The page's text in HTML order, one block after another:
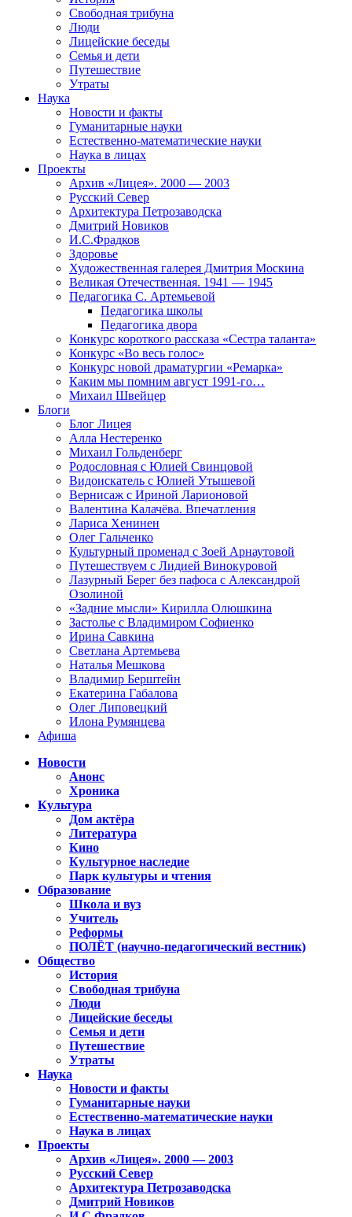
Свободная трибуна
Люди
Лицейские беседы
Семья и дети
Путешествие
Утраты
Наука
Новости и факты
Гуманитарные науки
Естественно-математические науки
Наука в лицах
Проекты
Архив «Лицея». 2000 — 2003
Русский Север
Архитектура Петрозаводска
Дмитрий Новиков
И.С.Фрадков
Здоровье
Художественная галерея Дмитрия Москина
Великая Отечественная. 1941 — 1945
Педагогика С. Артемьевой
Педагогика школы
Педагогика двора
Конкурс короткого рассказа «Сестра таланта»
Конкурс «Во весь голос»
Конкурс новой драматургии «Ремарка»
Каким мы помним август 1991-го…
Михаил Швейцер
Блоги
Блог Лицея
Алла Нестеренко
Михаил Гольденберг
Родословная с Юлией Свинцовой
Видоискатель с Юлией Утышевой
Вернисаж с Ириной Ларионовой
Валентина Калачёва. Впечатления
Лариса Хенинен
Олег Гальченко
Культурный променад с Зоей Арнаутовой
Путешествуем с Лидией Винокуровой
Лазурный Берег без пафоса с Александрой
Озолиной
«Задние мысли» Кирилла Олюшкина
Застолье с Владимиром Софиенко
Ирина Савкина
Светлана Артемьева
Наталья Мешкова
Владимир Берштейн
Екатерина Габалова
Олег Липовецкий
Илона Румянцева
Афиша
Новости
Анонс
Хроника
Культура
Дом актёра
Литература
Кино
Культурное наследие
Парк культуры и чтения
Образование
Школа и вуз
Учитель
Реформы
ПОЛЁТ (научно-педагогический вестник)
Общество
История
Свободная трибуна
Люди
Лицейские беседы
Семья и дети
Путешествие
Утраты
Наука
Новости и факты
Гуманитарные науки
Естественно-математические науки
Наука в лицах
Проекты
Архив «Лицея». 2000 — 2003
Русский Север
Архитектура Петрозаводска
Дмитрий Новиков